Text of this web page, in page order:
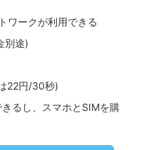
ワークが利用できる
別途)
22円/30秒)
るし、スマホとSIMを購